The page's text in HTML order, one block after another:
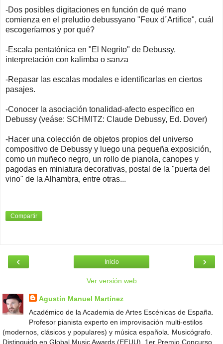
-Dos posibles digitaciones en función de qué mano
comienza en el preludio debussyano "Feux d´Artifice", cuál
escogeríamos y por qué?
-Escala pentatónica en "El Negrito" de Debussy,
interpretación con kalimba o sanza
-Repasar las escalas modales e identificarlas en ciertos
pasajes.
-Conocer la asociación tonalidad-afecto específico en
Debussy (veáse: SCHMITZ: Claude Debussy, Ed. Dover)
-Hacer una colección de objetos propios del universo
compositivo de Debussy y luego una pequeña exposición,
como un muñeco negro, un rollo de pianola, canopes y
pagodas en miniatura decorativas, postal de la "puerta del
vino" de la Alhambra, entre otras...
Compartir
‹ ›
Inicio
Ver versión web
Agustín Manuel Martínez
Académico de la Academia de Artes Escénicas de España.
Profesor pianista experto en improvisación multi-estilos
(modernos, clásicos y populares) y música española. Musicógrafo.
Distinguido en Global Music Awards (EEUU). 1er Premio Concurso